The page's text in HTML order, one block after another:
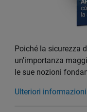
Poiché la sicurezza
un'importanza
le sue nozioni
Ulteriori informazioni